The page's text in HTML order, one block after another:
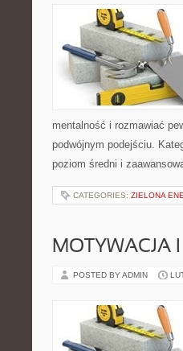
mentalność i rozmawiać
podwójnym podejściu.
poziom średni i
CATEGORIES: ZIELONA
MOTYWACJA I
POSTED BY ADMIN